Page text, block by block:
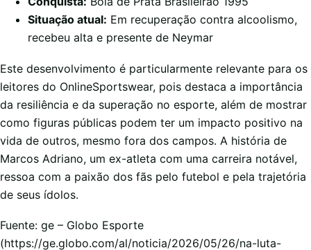
Situação atual: Em recuperação contra alcoolismo,
recebeu alta e presente de Neymar
Este desenvolvimento é particularmente relevante para os
leitores do OnlineSportswear, pois destaca a importância
da resiliência e da superação no esporte, além de mostrar
como figuras públicas podem ter um impacto positivo na
vida de outros, mesmo fora dos campos. A história de
Marcos Adriano, um ex-atleta com uma carreira notável,
ressoa com a paixão dos fãs pelo futebol e pela trajetória
de seus ídolos.
Fuente: ge – Globo Esporte
(https://ge.globo.com/al/noticia/2026/05/26/na-luta-